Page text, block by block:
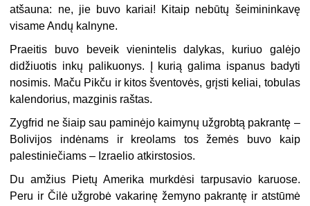
atšauna: ne, jie buvo kariai! Kitaip nebūtų šeimininkavę
visame Andų kalnyne.
Praeitis buvo beveik vienintelis dalykas, kuriuo galėjo
didžiuotis inkų palikuonys. Į kurią galima ispanus badyti
nosimis. Maču Pikču ir kitos šventovės, grįsti keliai, tobulas
kalendorius, mazginis raštas.
Zygfrid ne šiaip sau paminėjo kaimynų užgrobtą pakrantę –
Bolivijos indėnams ir kreolams tos žemės buvo kaip
palestiniečiams – Izraelio atkirstosios.
Du amžius Pietų Amerika murkdėsi tarpusavio karuose.
Peru ir Čilė užgrobė vakarinę žemyno pakrantę ir atstūmė